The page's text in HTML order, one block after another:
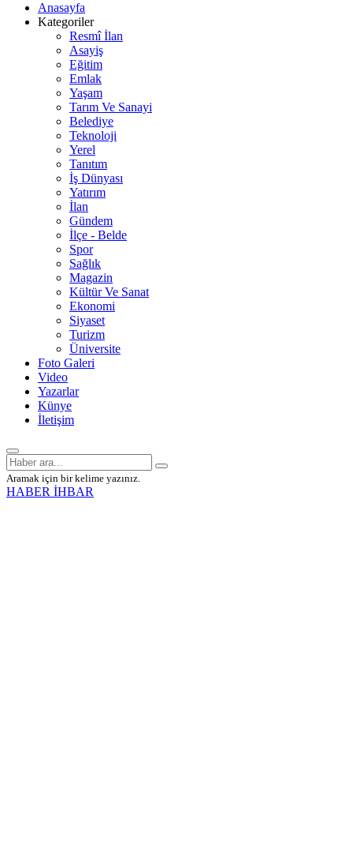
Anasayfa
Kategoriler
Resmî İlan
Asayiş
Eğitim
Emlak
Yaşam
Tarım Ve Sanayi
Belediye
Teknoloji
Yerel
Tanıtım
İş Dünyası
Yatırım
İlan
Gündem
İlçe - Belde
Spor
Sağlık
Magazin
Kültür Ve Sanat
Ekonomi
Siyaset
Turizm
Üniversite
Foto Galeri
Video
Yazarlar
Künye
İletişim
Aramak için bir kelime yazınız.
HABER İHBAR